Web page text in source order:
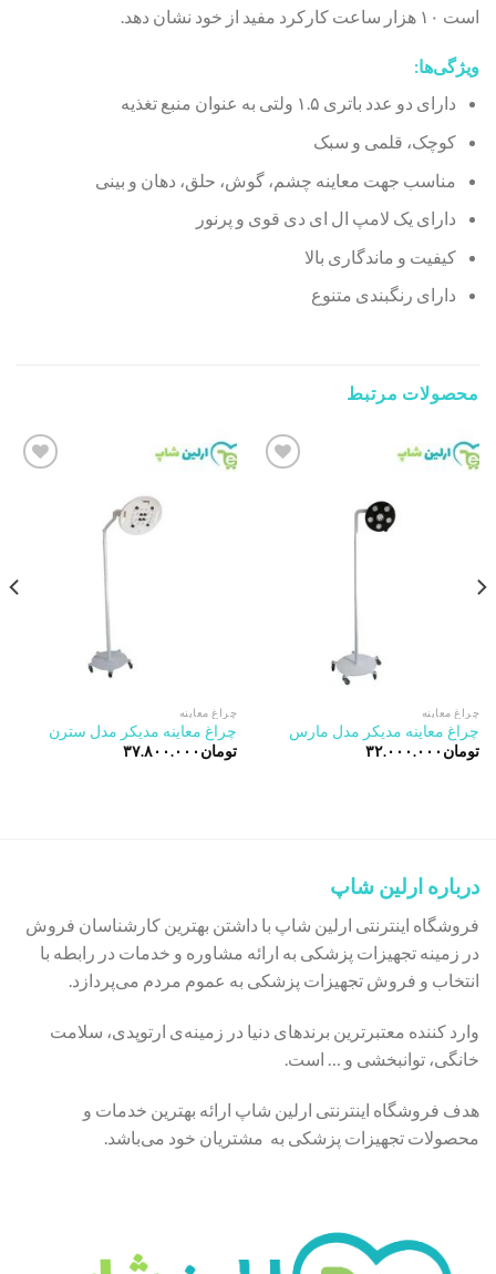
است ۱۰ هزار ساعت کارکرد مفید از خود نشان دهد.
ویژگی‌ها:
دارای دو عدد باتری ۱.۵ ولتی به عنوان منبع تغذیه
کوچک، قلمی و سبک
مناسب جهت معاینه چشم، گوش، حلق، دهان و بینی
دارای یک لامپ ال ای دی قوی و پرنور
کیفیت و ماندگاری بالا
دارای رنگبندی متنوع
محصولات مرتبط
چراغ معاینه
چراغ معاینه مدیکر مدل مارس
تومان ۳۲.۰۰۰.۰۰۰
چراغ معاینه
چراغ معاینه مدیکر مدل سترن
تومان ۳۷.۸۰۰.۰۰۰
درباره ارلین شاپ
فروشگاه اینترنتی ارلین شاپ با داشتن بهترین کارشناسان فروش
در زمینه تجهیزات پزشکی به ارائه مشاوره و خدمات در رابطه با
انتخاب و فروش تجهیزات پزشکی به عموم مردم می‌پردازد.
وارد کننده معتبرترین برندهای دنیا در زمینه‌ی ارتوپدی، سلامت
خانگی، توانبخشی و … است.
هدف فروشگاه اینترنتی ارلین شاپ ارائه بهترین خدمات و
محصولات تجهیزات پزشکی به مشتریان خود می‌باشد.